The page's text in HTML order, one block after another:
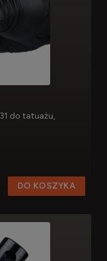
do tatuażu,
DO KOSZYKA